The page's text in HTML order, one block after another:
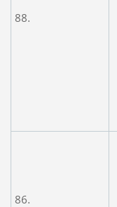
88.
86.